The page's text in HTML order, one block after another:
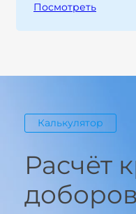
Посмотреть
Калькулятор
Расчёт
доборов